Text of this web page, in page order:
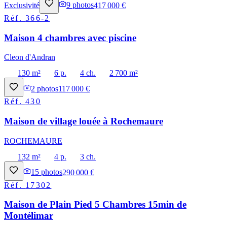
Exclusivité
9 photos417 000 €
Réf.366-2
Maison 4 chambres avec piscine
Cleon d'Andran
130 m²
6 p. 4 ch.
2 700 m²
2 photos117 000 €
Réf.430
Maison de village louée à Rochemaure
ROCHEMAURE
132 m²
4 p.
3 ch.
15 photos290 000 €
Réf. 17302
Maison de Plain Pied 5 Chambres 15min de
Montélimar